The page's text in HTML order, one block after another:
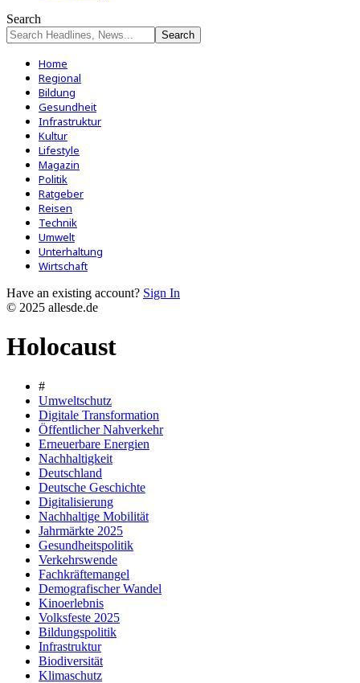
Search
Home
Regional
Bildung
Gesundheit
Infrastruktur
Kultur
Lifestyle
Magazin
Politik
Ratgeber
Reisen
Technik
Umwelt
Unterhaltung
Wirtschaft
Have an existing account? Sign In
© 2025 allesde.de
Holocaust
#
Umweltschutz
Digitale Transformation
Öffentlicher Nahverkehr
Erneuerbare Energien
Nachhaltigkeit
Deutschland
Deutsche Geschichte
Digitalisierung
Nachhaltige Mobilität
Jahrmärkte 2025
Gesundheitspolitik
Verkehrswende
Fachkräftemangel
Demografischer Wandel
Kinoerlebnis
Volksfeste 2025
Bildungspolitik
Infrastruktur
Biodiversität
Klimaschutz